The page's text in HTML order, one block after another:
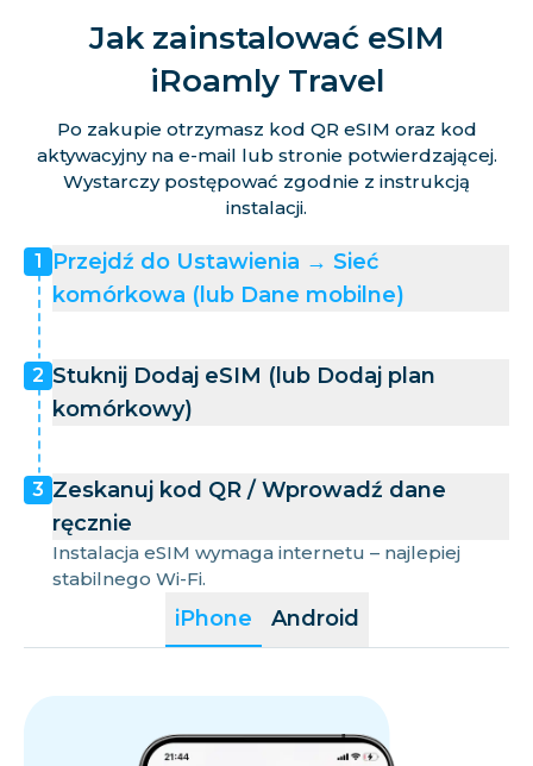
Jak zainstalować eSIM
iRoamly Travel
Po zakupie otrzymasz kod QR eSIM oraz kod
aktywacyjny na e-mail lub stronie potwierdzającej.
Wystarczy postępować zgodnie z instrukcją
instalacji.
iPhone Android
1
Przejdź do Ustawienia → Sieć
komórkowa (lub Dane mobilne)
2 Stuknij Dodaj eSIM (lub Dodaj plan
komórkowy)
3 Zeskanuj kod QR / Wprowadź dane
ręcznie
Instalacja eSIM wymaga internetu – najlepiej
stabilnego Wi-Fi.